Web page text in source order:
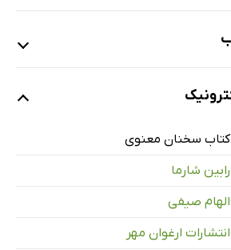
کتاب سخنان معنوی
رابین شارما
الهام صیفی
انتشارات ارغوان مهر